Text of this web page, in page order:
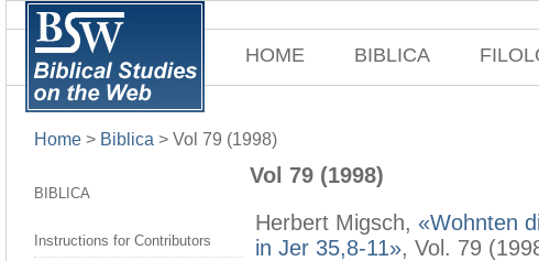
HOME BIBLICA
Home > Biblica > Vol 79 (1998)
BIBLICA
Instructions for Contributors
Vol 79 (1998)
Herbert Migsch, «Wohnten
in Jer 35,8-11», Vol. 79